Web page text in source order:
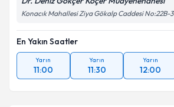
Konacık Mahallesi Ziya Gökalp Caddesi No:22B-3
En Yakın Saatler
Yarın
11:00
Yarın
11:30
Yarın
12:00